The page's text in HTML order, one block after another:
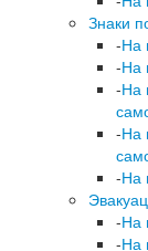
Знаки
-На
-На
-На
-На
-На
-На
-На